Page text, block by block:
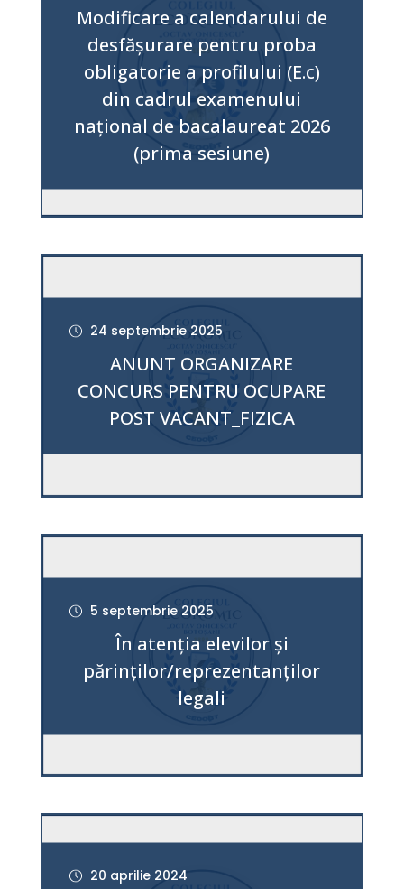
Modificare a calendarului de
desfășurare pentru proba
obligatorie a profilului (E.c)
din cadrul examenului
național de bacalaureat 2026
(prima sesiune)
24 septembrie 2025
ANUNT ORGANIZARE
CONCURS PENTRU OCUPARE
POST VACANT_FIZICA
5 septembrie 2025
În atenția elevilor și
părinților/reprezentanților
legali
20 aprilie 2024